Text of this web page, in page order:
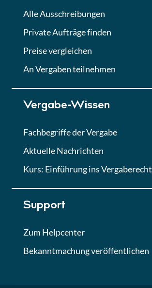
Lektion 6
Abgabe von Angeboten
Lektion
Lektion 7
Finales Quiz
Alle Ausschreibungen
Private Aufträge finden
Preise vergleichen
An Vergaben teilnehmen
Vergabe-Wissen
Fachbegriffe der Vergabe
Aktuelle Nachrichten
Kurs: Einführung ins Vergaberecht
Support
Zum Helpcenter
Bekanntmachung veröffentlichen